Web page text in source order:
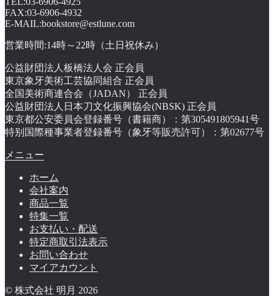
FAX:03-6906-4932
E-MAIL:bookstore@estlune.com
営業時間:14時～22時（土日祝休み）
公益財団法人板橋法人会 正会員
東京象牙美術工芸協同組合 正会員
全国美術商連合会（JADAN） 正会員
公益財団法人日本刀文化振興協会(NBSK) 正会員
東京都公安委員会登録番号（書籍商）：第305491805941号
特别国際種事業者登録番号（象牙等販売許可）：第02677号
メニュー
ホーム
会社案内
商品一覧
特集一覧
お支払い・配送
特定商取引法表示
お問い合わせ
マイアカウント
© 株式会社 明月 2026